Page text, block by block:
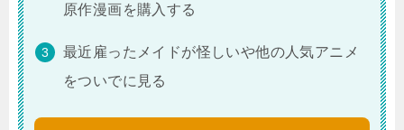
原作漫画を購入する
最近雇ったメイドが怪しいや他の人気アニメ
をついでに見る